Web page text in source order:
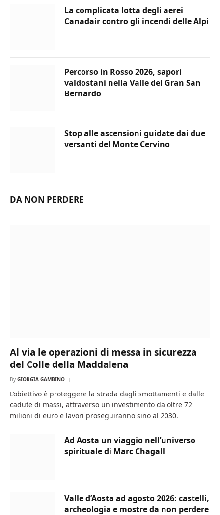
La complicata lotta degli aerei
Canadair contro gli incendi delle Alpi
Percorso in Rosso 2026, sapori
valdostani nella Valle del Gran San
Bernardo
Stop alle ascensioni guidate dai due
versanti del Monte Cervino
DA NON PERDERE
Al via le operazioni di messa in sicurezza
del Colle della Maddalena
By GIORGIA GAMBINO
L’obiettivo è proteggere la strada dagli smottamenti e dalle
cadute di massi, attraverso un investimento da oltre 72
milioni di euro e lavori proseguiranno sino al 2030.
Ad Aosta un viaggio nell’universo
spirituale di Marc Chagall
Valle d’Aosta ad agosto 2026: castelli,
archeologia e mostre da non perdere